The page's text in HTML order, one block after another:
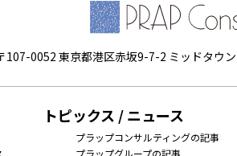
107-0052 東京都港区赤坂9-7-2 ミッドタウ
トピックス / ニュース
プラップコンサルティングの記事